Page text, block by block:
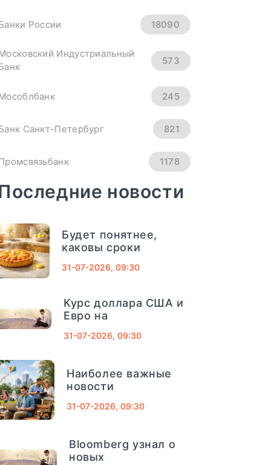
снижается ко всем основным
04сентябрь, 2025
Совет На 4
Сентября: Как
Вернуть Деньги
Школьные
Покупки - «Тема
​ 💸 Ежедневный совет Банки
— короткий и полезный совет,
который помогает управлять
деньгами осознанно.
ПОДРОБНЕЕ
России 18090
Индустриальный
573
245
Санкт-Петербург 821
1178
Новикомбанк 290
Банк
Связь-Банк
Московский кредитный банк
новости
Будет понятнее,
каковы сроки
31-07-2026, 09:30
Курс доллара США и
Евро на
31-07-2026, 09:30
Наиболее важные
новости
31-07-2026, 09:30
Bloomberg узнал о
новых